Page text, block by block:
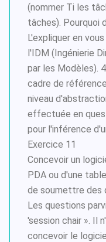
(nommer Ti les
tâches). Pourquoi
L'expliquer en
l'IDM (Ingénierie
par les Modèles).
cadre de
niveau
effectuée en
pour l'inférence
Exercice 11
Concevoir un
PDA ou d'une
de soumettre des
Les questions
'session chair ». Il
concevoir le